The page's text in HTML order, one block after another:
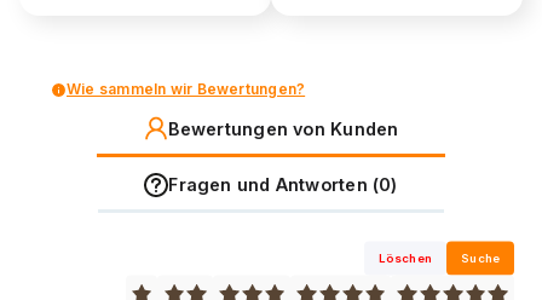
Wie sammeln wir Bewertungen?
Bewertungen von Kunden
Fragen und Antworten (0)
Löschen Suche